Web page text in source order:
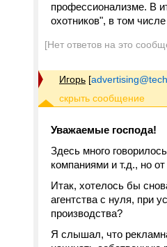
профессионализме. В
охотников", в том
[Нет ответов на это
Игорь [
Уважаемые господа!
Здесь много
компаниями и т.д., но
Итак, хотелось бы
агентства с нуля, при
производства?
Я слышал, что